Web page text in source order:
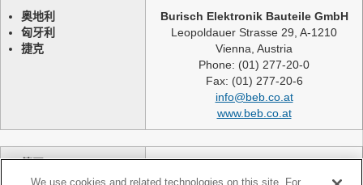
奥地利
匈牙利
捷克
Burisch Elektronik Bauteile GmbH
Leopoldauer Strasse 29, A-1210
Vienna, Austria
Phone: (01) 277-20-0
Fax: (01) 277-20-6
info@beb.co.at
www.beb.co.at
德国
瑞士
NEXLASE GmbH
Industriestrasse 51
We use cookies and related technologies on this site. For